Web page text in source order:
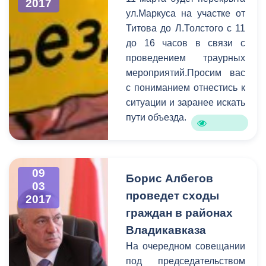
которыми пришли
горожане, к разговору
были приглашены
руководители структурных
подразделений АМС.
Самыми актуальными в
ходе приема стали
коммунальные и
жилищные проблемы,
начинающих
предпринимателей, а
также благоустройство
2017
ул.Маркуса на участке от
Титова до Л.Толстого с 11
до 16 часов в связи с
проведением траурных
мероприятий.Просим вас
с пониманием отнестись к
ситуации и заранее искать
пути объезда.
09
03
2017
Борис Албегов
проведет сходы
граждан в районах
Владикавказа
На очередном совещании
под председательством